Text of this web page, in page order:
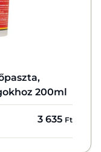
200ml
3 635 Ft